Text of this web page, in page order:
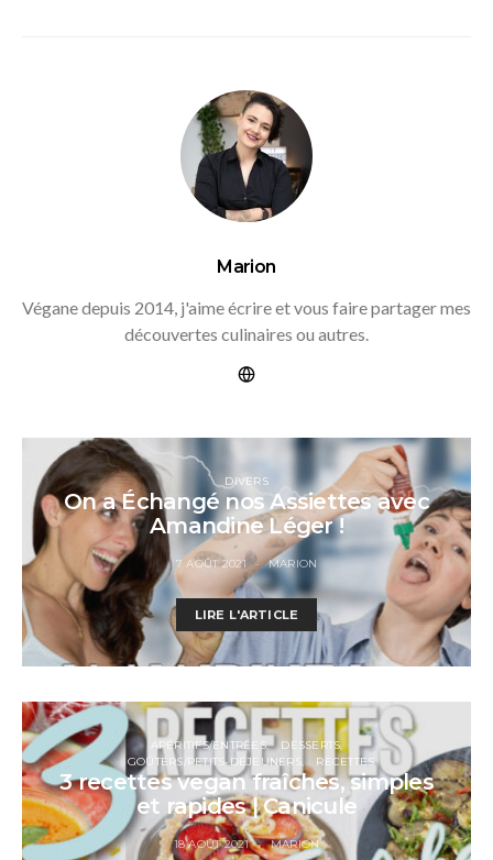
Marion
Végane depuis 2014, j'aime écrire et vous faire partager mes
découvertes culinaires ou autres.
DIVERS
On a Échangé nos Assiettes avec
Amandine Léger !
7 AOÛT 2021 MARION
LIRE L'ARTICLE
APÉRITIFS/ENTRÉES
DESSERTS
GOÛTERS/PETITS-DÉJEUNERS
RECETTES
3 recettes vegan fraîches, simples
et rapides | Canicule
18 AOÛT 2021 MARION